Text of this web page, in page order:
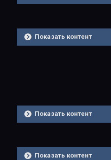
Показать контент
Показать контент
Показать контент